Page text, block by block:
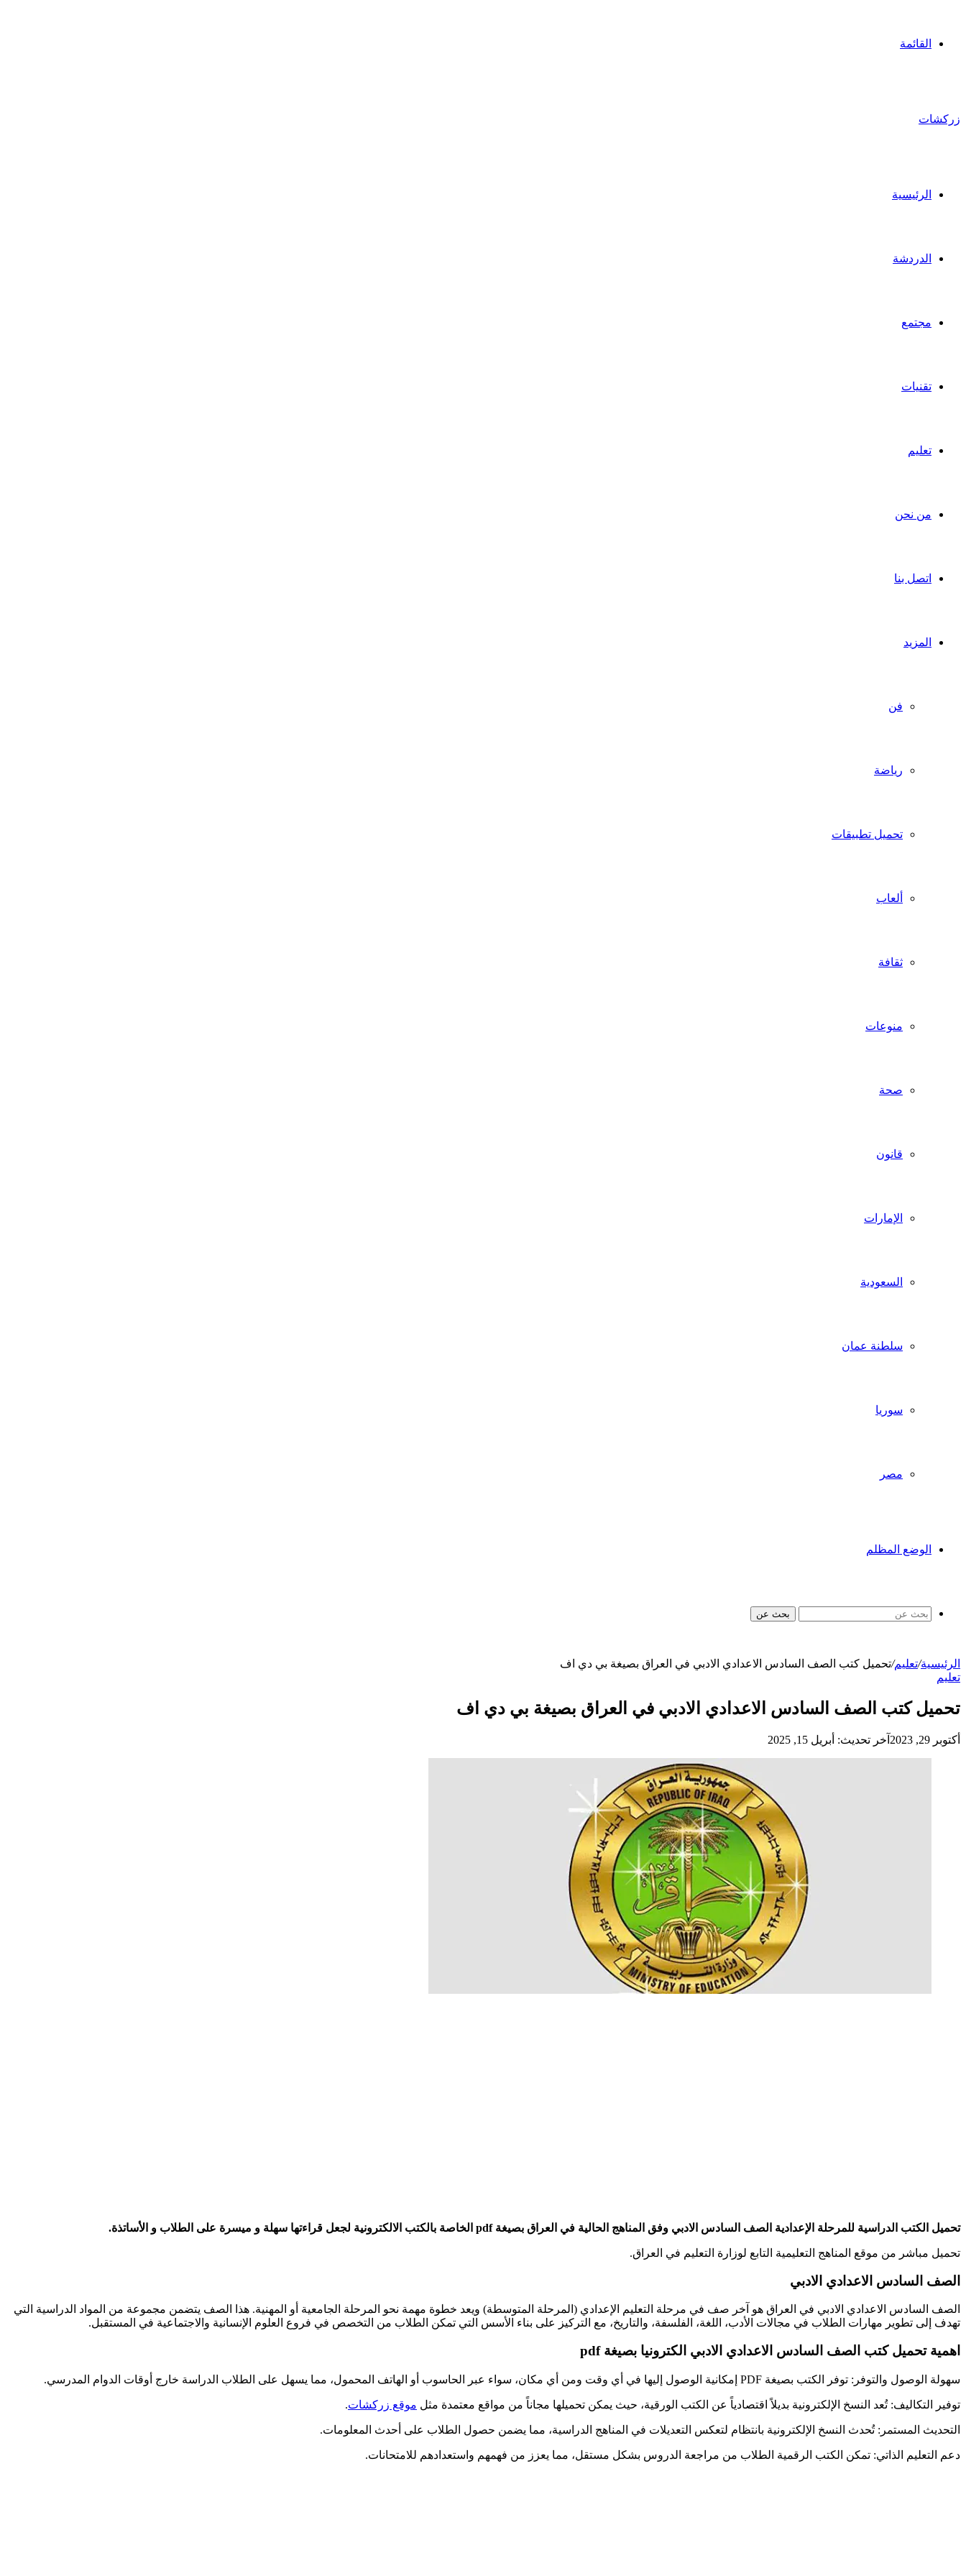
القائمة
زركشات
الرئيسية
الدردشة
مجتمع
تقنيات
تعليم
من نحن
اتصل بنا
المزيد
فن
رياضة
تحميل تطبيقات
ألعاب
ثقافة
منوعات
صحة
قانون
الإمارات
السعودية
سلطنة عمان
سوريا
مصر
الوضع المظلم
بحث عن
الرئيسية/تعليم/تحميل كتب الصف السادس الاعدادي الادبي في العراق بصيغة بي دي اف
تعليم
تحميل كتب الصف السادس الاعدادي الادبي في العراق بصيغة بي دي اف
أكتوبر 29, 2023 آخر تحديث: أبريل 15, 2025
تحميل الكتب الدراسية للمرحلة الإعدادية الصف السادس الادبي وفق المناهج الحالية في العراق بصيغة pdf الخاصة بالكتب الالكترونية لجعل قراءتها سهلة و ميسرة على الطلاب و الأساتذة.
تحميل مباشر من موقع المناهج التعليمية التابع لوزارة التعليم في العراق.
الصف السادس الاعدادي الادبي
الصف السادس الاعدادي الادبي في العراق هو آخر صف في مرحلة التعليم الإعدادي (المرحلة المتوسطة) ويعد خطوة مهمة نحو المرحلة الجامعية أو المهنية. هذا الصف يتضمن مجموعة من المواد الدراسية التي
تهدف إلى تطوير مهارات الطلاب في مجالات الأدب، اللغة، الفلسفة، والتاريخ، مع التركيز على بناء الأسس التي تمكن الطلاب من التخصص في فروع العلوم الإنسانية والاجتماعية في المستقبل.
اهمية تحميل كتب الصف السادس الاعدادي الادبي الكترونيا بصيغة pdf
سهولة الوصول والتوفر: توفر الكتب بصيغة PDF إمكانية الوصول إليها في أي وقت ومن أي مكان، سواء عبر الحاسوب أو الهاتف المحمول، مما يسهل على الطلاب الدراسة خارج أوقات الدوام المدرسي.​
توفير التكاليف: تُعد النسخ الإلكترونية بديلاً اقتصادياً عن الكتب الورقية، حيث يمكن تحميلها مجاناً من مواقع معتمدة مثل موقع زركشات.
التحديث المستمر: تُحدث النسخ الإلكترونية بانتظام لتعكس التعديلات في المناهج الدراسية، مما يضمن حصول الطلاب على أحدث المعلومات.​
دعم التعليم الذاتي: تمكن الكتب الرقمية الطلاب من مراجعة الدروس بشكل مستقل، مما يعزز من فهمهم واستعدادهم للامتحانات.​